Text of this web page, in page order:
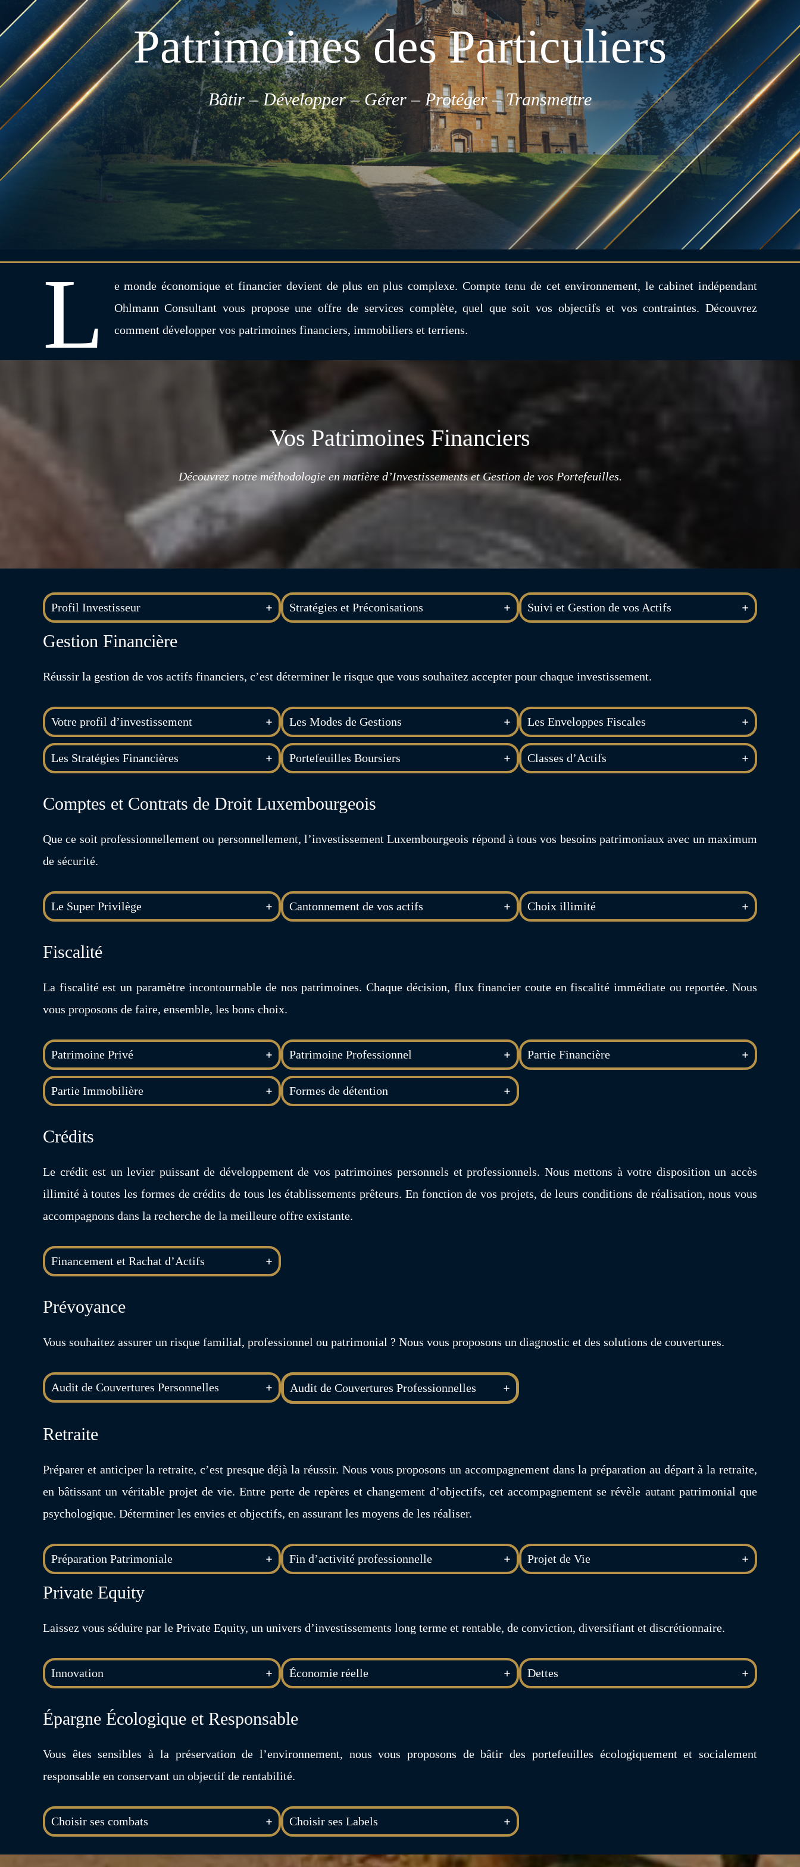
Patrimoines des Particuliers
Bâtir – Développer – Gérer – Protéger – Transmettre
L
e monde économique et financier devient de plus en plus complexe. Compte tenu de cet environnement, le cabinet indépendant
Ohlmann Consultant vous propose une offre de services complète, quel que soit vos objectifs et vos contraintes. Découvrez
comment développer vos patrimoines financiers, immobiliers et terriens.
Vos Patrimoines Financiers
Découvrez notre méthodologie en matière d’Investissements et Gestion de vos Portefeuilles.
Profil Investisseur Stratégies et Préconisations Suivi et Gestion de vos Actifs
Gestion Financière
Réussir la gestion de vos actifs financiers, c’est déterminer le risque que vous souhaitez accepter pour chaque investissement.
Votre profil d’investissement Les Modes de Gestions Les Enveloppes Fiscales
Les Stratégies Financières Portefeuilles Boursiers Classes d’Actifs
Comptes et Contrats de Droit Luxembourgeois
Que ce soit professionnellement ou personnellement, l’investissement Luxembourgeois répond à tous vos besoins patrimoniaux avec un maximum
de sécurité.
Le Super Privilège Cantonnement de vos actifs Choix illimité
Fiscalité
La fiscalité est un paramètre incontournable de nos patrimoines. Chaque décision, flux financier coute en fiscalité immédiate ou reportée. Nous
vous proposons de faire, ensemble, les bons choix.
Patrimoine Privé Patrimoine Professionnel Partie Financière
Partie Immobilière Formes de détention
Crédits
Le crédit est un levier puissant de développement de vos patrimoines personnels et professionnels. Nous mettons à votre disposition un accès
illimité à toutes les formes de crédits de tous les établissements prêteurs. En fonction de vos projets, de leurs conditions de réalisation, nous vous
accompagnons dans la recherche de la meilleure offre existante.
Financement et Rachat d’Actifs
Prévoyance
Vous souhaitez assurer un risque familial, professionnel ou patrimonial ? Nous vous proposons un diagnostic et des solutions de couvertures.
Audit de Couvertures Personnelles Audit de Couvertures Professionnelles
Retraite
Préparer et anticiper la retraite, c’est presque déjà la réussir. Nous vous proposons un accompagnement dans la préparation au départ à la retraite,
en bâtissant un véritable projet de vie. Entre perte de repères et changement d’objectifs, cet accompagnement se révèle autant patrimonial que
psychologique. Déterminer les envies et objectifs, en assurant les moyens de les réaliser.
Préparation Patrimoniale Fin d’activité professionnelle Projet de Vie
Private Equity
Laissez vous séduire par le Private Equity, un univers d’investissements long terme et rentable, de conviction, diversifiant et discrétionnaire.
Innovation Économie réelle Dettes
Épargne Écologique et Responsable
Vous êtes sensibles à la préservation de l’environnement, nous vous proposons de bâtir des portefeuilles écologiquement et socialement
responsable en conservant un objectif de rentabilité.
Choisir ses combats Choisir ses Labels